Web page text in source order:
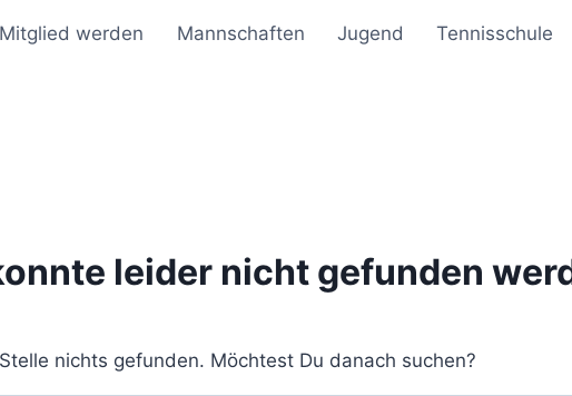
Mitglied werden Mannschaften Jugend Tennisschule
leider nicht gefunden
nichts gefunden. Möchtest Du danach suchen?